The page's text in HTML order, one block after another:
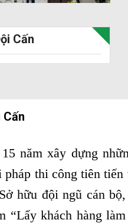
Cấn
năm xây dựng
pháp thi công tiên
hữu đội ngũ cán
“Lấy khách hàng